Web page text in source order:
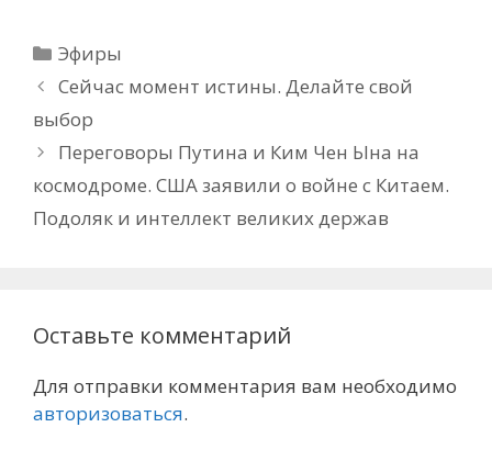
Рубрики
Эфиры
Сейчас момент истины. Делайте свой
выбор
Переговоры Путина и Ким Чен Ына на
космодроме. США заявили о войне с Китаем.
Подоляк и интеллект великих держав
Оставьте комментарий
Для отправки комментария вам необходимо
авторизоваться.